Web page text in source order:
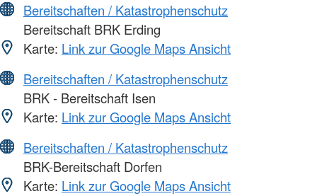
Bereitschaften / Katastrophenschutz
Bereitschaft BRK Erding
Karte: Link zur Google Maps Ansicht
Bereitschaften / Katastrophenschutz
BRK - Bereitschaft Isen
Karte: Link zur Google Maps Ansicht
Bereitschaften / Katastrophenschutz
BRK-Bereitschaft Dorfen
Karte: Link zur Google Maps Ansicht